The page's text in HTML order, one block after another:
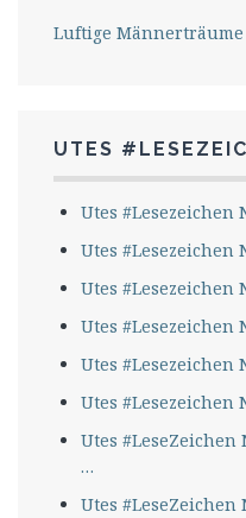
Luftige
UTES
Utes #Lesezeichen
Utes #Lesezeichen
Utes #Lesezeichen
Utes #Lesezeichen
Utes #Lesezeichen
Utes #Lesezeichen
Utes #LeseZeichen
…
Utes #LeseZeichen